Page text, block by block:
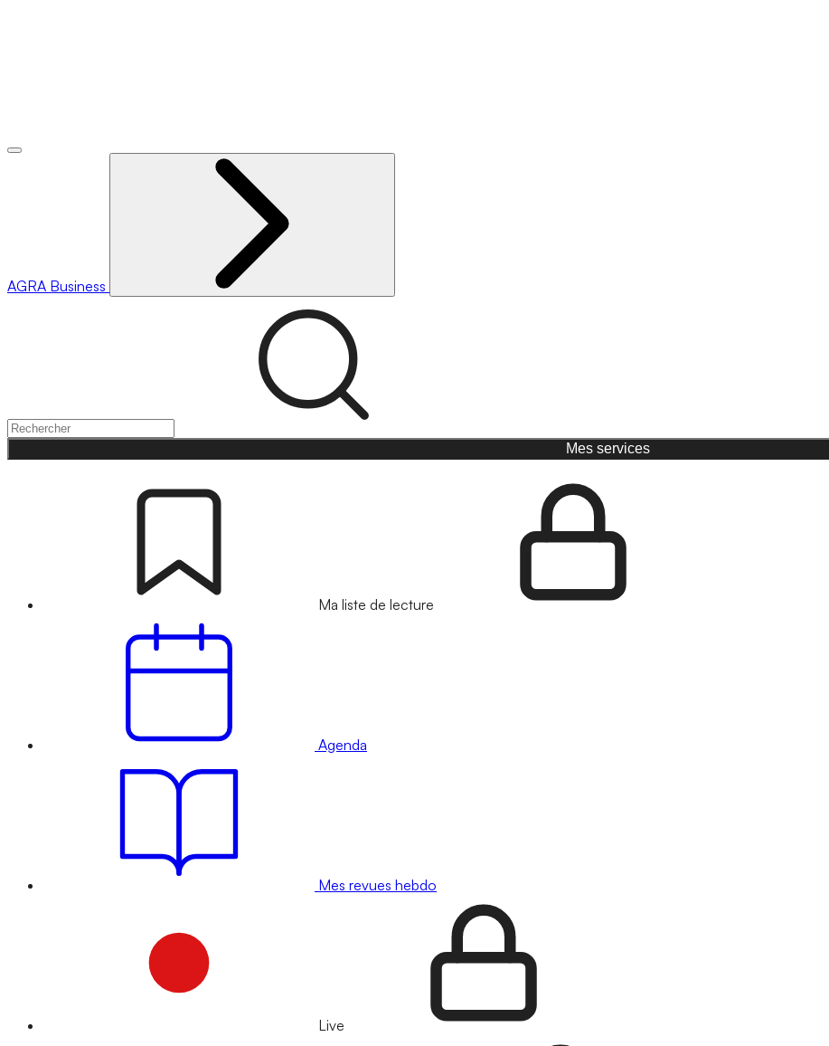
AGRA Business
Mes services
Ma liste de lecture
Agenda
Mes revues hebdo
Live